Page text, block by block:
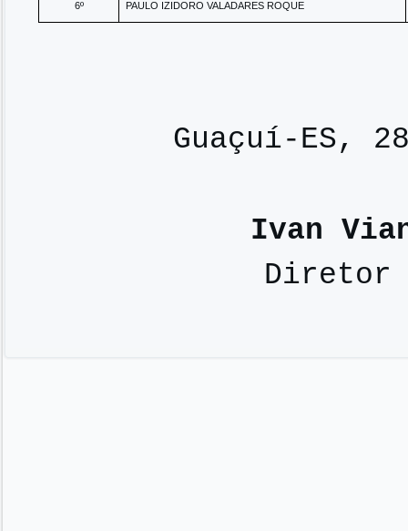
6º PAULO IZIDORO VALADARES ROQUE
Guaçuí-ES,
Ivan
Diretor